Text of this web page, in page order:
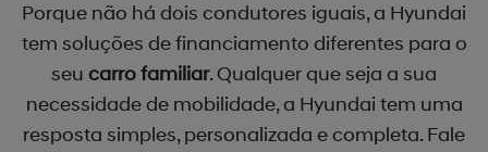
Porque não há dois condutores iguais, a Hyundai
tem soluções de financiamento diferentes para o
seu carro familiar. Qualquer que seja a sua
necessidade de mobilidade, a Hyundai tem uma
resposta simples, personalizada e completa. Fale